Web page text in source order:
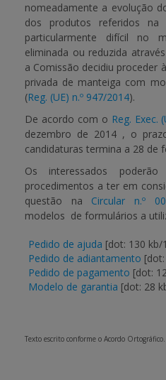
Entrar / Registar
nomeadamente a evolução
dos produtos referidos na
particularmente difícil no
eliminada ou reduzida
a Comissão decidiu proceder
privada de manteiga com
(Reg. (UE) n.º 947/2014).
De acordo com o Reg. Exec.
dezembro de 2014 , o
candidaturas termina a 28 de
Os interessados
procedimentos a ter em
questão na Circular n.º
modelos de formulários a
Pedido de ajuda [dot: 130 kb/
Pedido de adiantamento
Pedido de pagamento [dot:
Modelo de garantia [dot: 28
Texto escrito conforme o Acordo Ortográfico.